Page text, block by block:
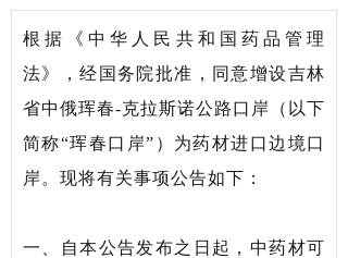
根据《中华人民共和国药品管理
法》，经国务院批准，同意增设吉林
省中俄珲春-克拉斯诺公路口岸（以下
简称“珲春口岸”）为药材进口边境口
岸。现将有关事项公告如下：
一、自本公告发布之日起，中药材可